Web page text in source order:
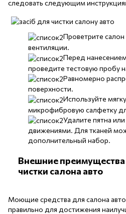
следовать следующим
Проветрите салон
вентиляции.
Перед
проведите тестовую пробу
Равномерно
поверхности.
Используйте
микрофибровую салфетку
Удалите пятна
движениями. Для тканей
дополнительный набор.
Внешние преимущества
чистки салона авто
Моющие средства для салона
правильно для достижения